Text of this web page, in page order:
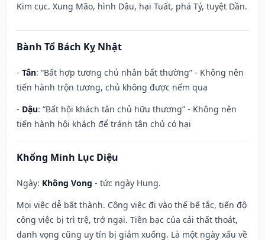
Kim cục. Xung Mão, hình Dậu, hại Tuất, phá Tý, tuyệt Dần.
Bành Tổ Bách Kỵ Nhật
- Tân: “Bất hợp tương chủ nhân bất thường” - Không nên
tiến hành trộn tương, chủ không được nếm qua
- Dậu: “Bất hội khách tân chủ hữu thương” - Không nên
tiến hành hội khách để tránh tân chủ có hại
Khổng Minh Lục Diệu
Ngày: Không Vong - tức ngày Hung.
Mọi việc dễ bất thành. Công việc đi vào thế bế tắc, tiến độ
công việc bị trì trệ, trở ngại. Tiền bạc của cải thất thoát,
danh vọng cũng uy tín bị giảm xuống. Là một ngày xấu về